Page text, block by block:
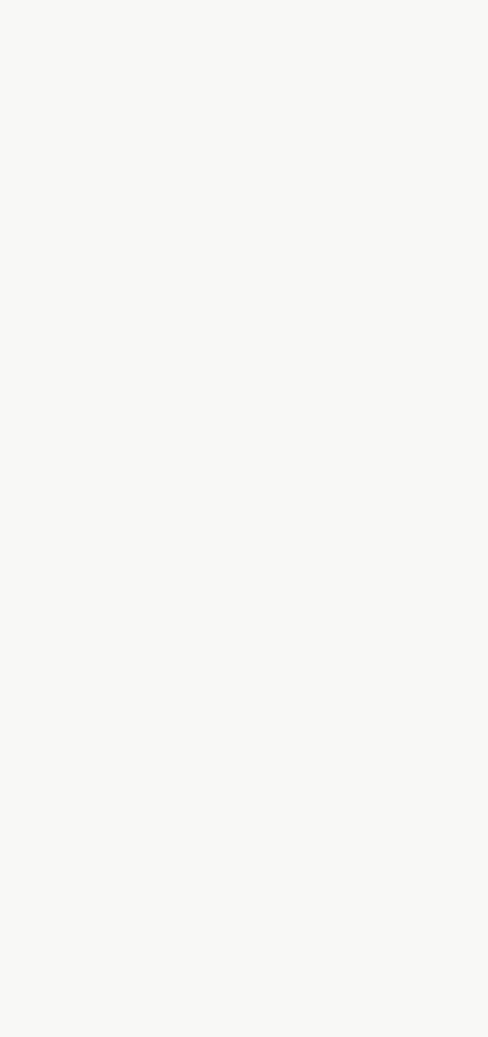
завещания и поняла, что делать ей
Я приехала в Киев, чтобы узнать,
приходится Паша. А узнала
зря сюда приехала, и зря
мамой в Одессе у меня будет
Как будут разворачиваться
сериала Киев днем и ночью 2
Смотреть сериал Киев днем и
hochu.ua. Смотреть онлайн
видео в хорошем качестве.
бесплатно420600http://